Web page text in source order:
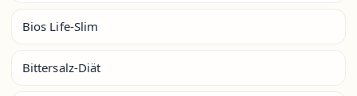
Bios Life-Slim
Bittersalz-Diät